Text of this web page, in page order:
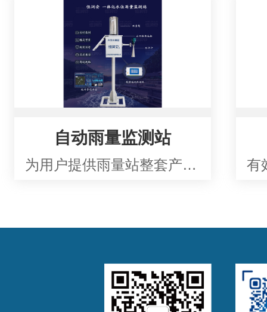
自动雨量监测站
为用户提供雨量站整套产品和定制集成调试服务，降低用户单独采购及运维调试成本